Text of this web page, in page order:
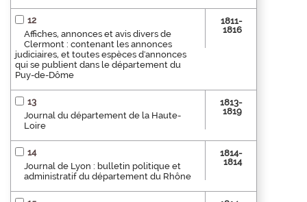
12
Affiches, annonces et avis divers de
Clermont : contenant les annonces
judiciaires, et toutes espèces d'annonces
qui se publient dans le département du
Puy-de-Dôme
1811-
1816
13
Journal du département de la Haute-
Loire
1813-
1819
14
Journal de Lyon : bulletin politique et
administratif du département du Rhône
1814-
1814